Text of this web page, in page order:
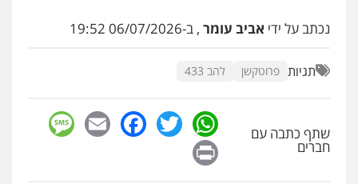
עו"ד שלומי שרון
עו"ד אלון קריטי
כלכלי אלימות סמים מעצרים
0525544654
נכתב על ידי אביב עומר , ב-06/07/2026 19:52
תגיות פרוטקשן להב 433
שתף כתבה עם
חברים
WhatsApp
Twitter
Facebook
Email